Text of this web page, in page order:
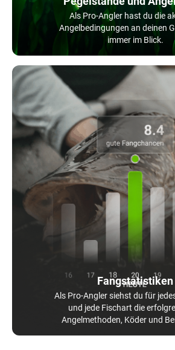
Als Pro-Angler hast du die
Angelbedingungen an deinen
immer im Blick.
Fangstatistiken
Als Pro-Angler siehst du für
und jede Fischart die
Angelmethoden, Köder und